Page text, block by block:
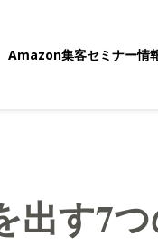
を表示
スのサブメニューを表
Amazon集客セミナー情
出す7